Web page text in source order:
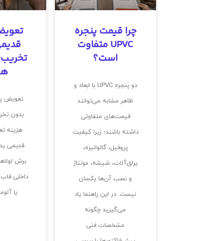
چرا قیمت پنجره
UPVC متفاوت
است؟
دو پنجره UPVC با ابعاد و
ظاهر مشابه می‌توانند
قیمت‌های متفاوتی
داشته باشند؛ زیرا کیفیت
پروفیل، گالوانیزه،
یراق‌آلات، شیشه، مونتاژ
و نصب آن‌ها یکسان
نیست. در این راهنما یاد
می‌گیرید چگونه
مشخصات فنی
تعویض
بدون
هزینه
قدیمی
برش
داخلی
یا